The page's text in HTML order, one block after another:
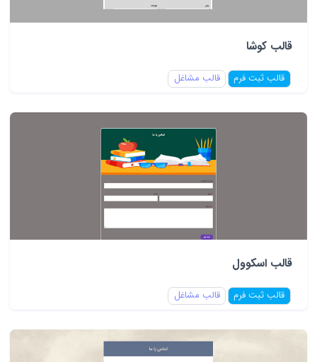
قالب کوشا
قالب ثبت فرم قالب مشاغل
قالب اسکوول
قالب ثبت فرم قالب مشاغل